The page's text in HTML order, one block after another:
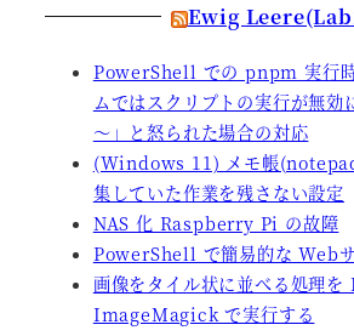
Ewig
PowerShell での pnpm 実行
ムではスクリプトの実行が無効
～」と怒られた場合の対応
(Windows 11) メモ帳
集していた作業を残さない設定
NAS 化 Raspberry Pi の故障
PowerShell で簡易的な Web
画像をタイル状に並べる処理
ImageMagick で実行する